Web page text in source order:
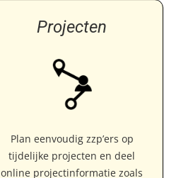
Projecten
Plan eenvoudig zzp’ers op
tijdelijke projecten en deel
online projectinformatie zoals